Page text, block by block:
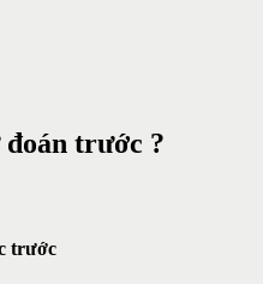
đoán trước ?
trước